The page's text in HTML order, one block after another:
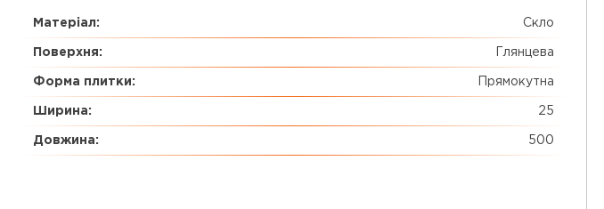
Матеріал: Скло
Поверхня: Глянцева
Форма плитки: Прямокутна
Ширина: 25
Довжина: 500